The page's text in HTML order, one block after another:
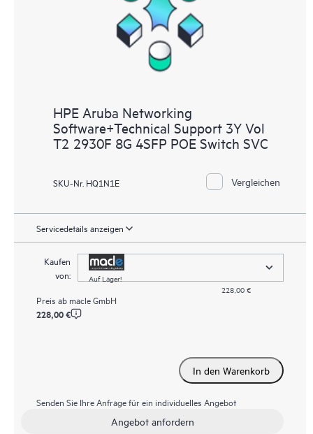
HPE Aruba Networking
Software+Technical Support 3Y Vol
T2 2930F 8G 4SFP POE Switch SVC
SKU-Nr. HQ1N1E Vergleichen
Servicedetails anzeigen
Kaufen
von:
Auf Lager!
228,00 €
Preis ab macle GmbH
228,00 €
In den Warenkorb
Senden Sie Ihre Anfrage für ein individuelles Angebot
Angebot anfordern